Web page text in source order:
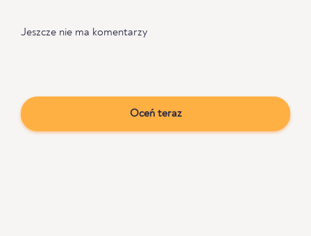
Jeszcze nie ma komentarzy
Oceń teraz